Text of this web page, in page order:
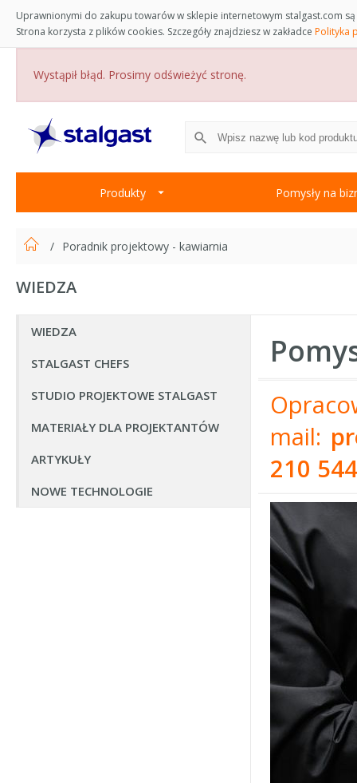
Uprawnionymi do zakupu towarów w sklepie internetowym stalgast.com
Strona korzysta z plików cookies. Szczegóły znajdziesz w zakładce Polityka
Wystąpił błąd. Prosimy odświeżyć stronę.
Produkty Pomysły na
Poradnik projektowy - kawiarnia
WIEDZA
WIEDZA
STALGAST CHEFS
STUDIO PROJEKTOWE STALGAST
MATERIAŁY DLA PROJEKTANTÓW
ARTYKUŁY
NOWE TECHNOLOGIE
mail:
210 544